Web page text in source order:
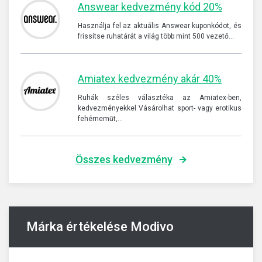
Answear kedvezmény kód 20%
Használja fel az aktuális Answear kuponkódot, és
frissítse ruhatárát a világ több mint 500 vezető…
Amiatex kedvezmény akár 40%
Ruhák széles választéka az Amiatex-ben,
kedvezményekkel Vásárolhat sport- vagy erotikus
fehérneműt,…
Összes kedvezmény
Márka értékelése Modivo